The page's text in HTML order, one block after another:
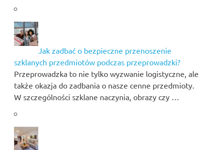
Jak zadbać o bezpieczne przenoszenie
szklanych przedmiotów podczas przeprowadzki?
Przeprowadzka to nie tylko wyzwanie logistyczne, ale
także okazja do zadbania o nasze cenne przedmioty.
W szczególności szklane naczynia, obrazy czy …